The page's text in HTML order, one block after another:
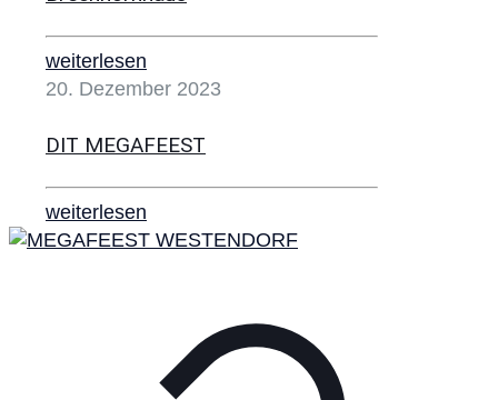
weiterlesen
20. Dezember 2023
DIT MEGAFEEST
weiterlesen